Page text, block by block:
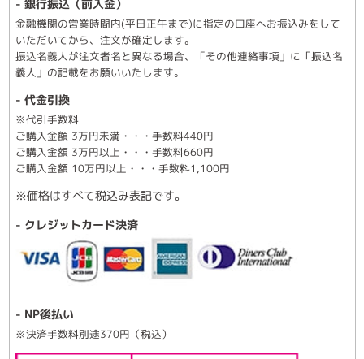
- 銀行振込（前入金）
金融機関の営業時間内(平日正午まで)に指定の口座へお振込みをして
いただいてから、注文が確定します。
振込名義人が注文者名と異なる場合、「その他連絡事項」に「振込名
義人」の記載をお願いいたします。
- 代金引換
※代引手数料
ご購入金額 3万円未満・・・手数料440円
ご購入金額 3万円以上・・・手数料660円
ご購入金額 10万円以上・・・手数料1,100円
※価格はすべて税込み表記です。
- クレジットカード決済
- NP後払い
※決済手数料別途370円（税込）